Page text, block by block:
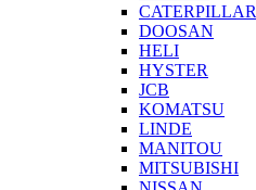
CATERPILLAR
DOOSAN
HELI
HYSTER
JCB
KOMATSU
LINDE
MANITOU
MITSUBISHI